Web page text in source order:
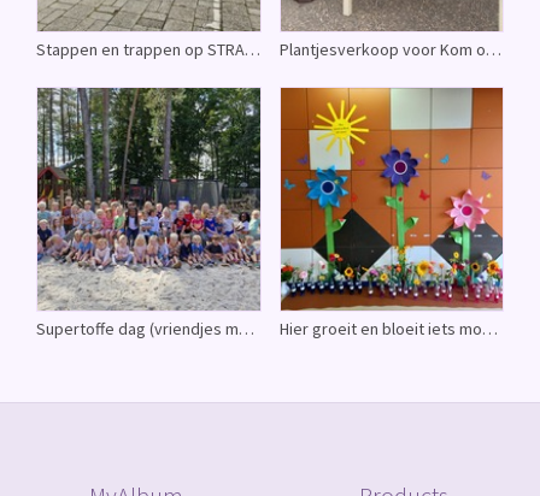
Stappen en trappen op STRAPDAG : leuke activiteit met ouders Plantjesverkoop voor Kom op tegen Kanker - Dank je wel
Supertoffe dag (vriendjes maken in speeltuin) Hier groeit en bloeit iets mooi - Eerste schooldag van het nieuwe jaar